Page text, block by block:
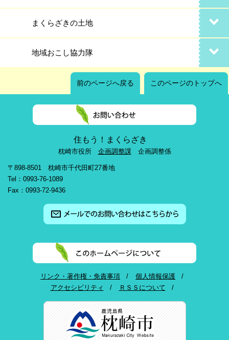
まくらざきの土地
地域おこし協力隊
前のページへ戻る このページのトップへ
住もう！まくらざき
枕崎市役所 企画調整課 企画調整係
〒898-8501 枕崎市千代田町27番地
Tel：0993-76-1089
Fax：0993-72-9436
リンク・著作権・免責事項
個人情報保護
アクセシビリティ
ＲＳＳについて